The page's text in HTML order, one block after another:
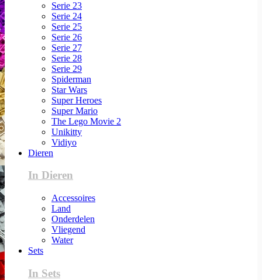
Serie 23
Serie 24
Serie 25
Serie 26
Serie 27
Serie 28
Serie 29
Spiderman
Star Wars
Super Heroes
Super Mario
The Lego Movie 2
Unikitty
Vidiyo
Dieren
In Dieren
Accessoires
Land
Onderdelen
Vliegend
Water
Sets
In Sets